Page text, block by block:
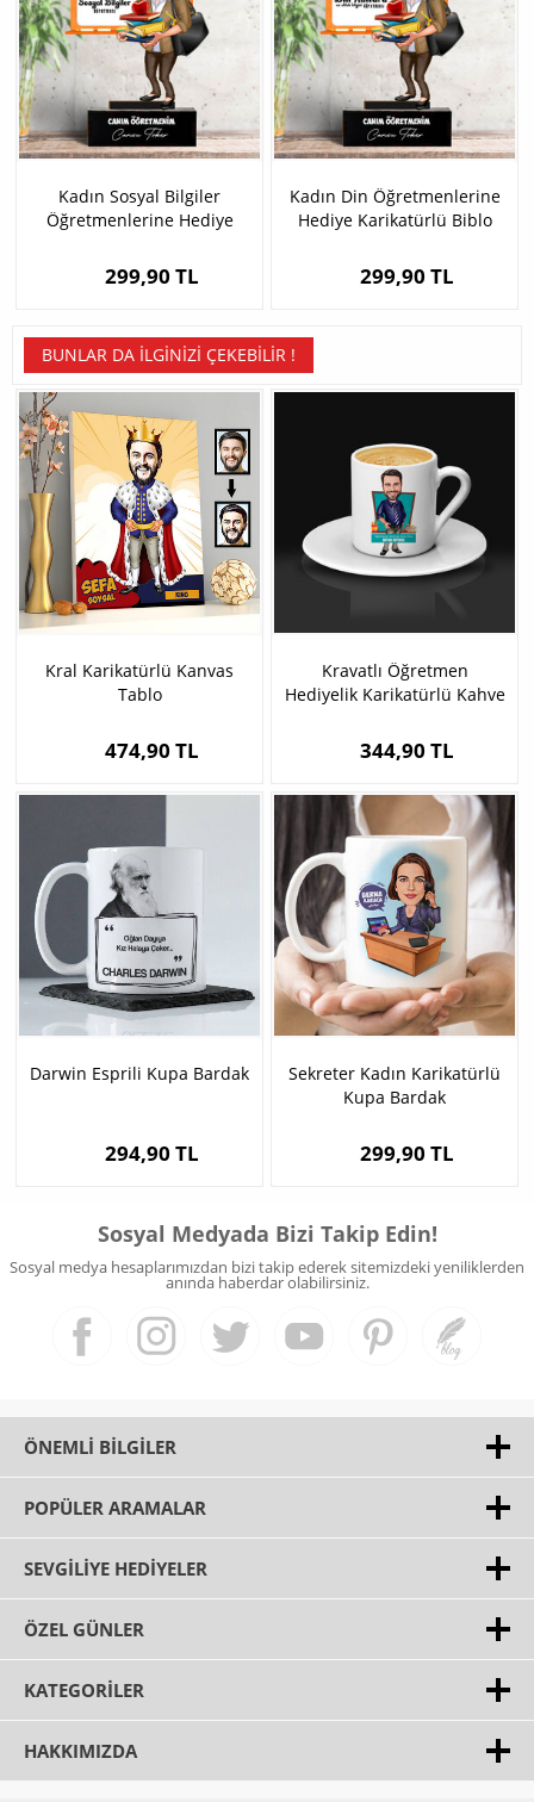
Kadın Sosyal Bilgiler
Öğretmenlerine Hediye
299,90 TL
Kadın Din Öğretmenlerine
Hediye Karikatürlü Biblo
299,90 TL
BUNLAR DA İLGINIZI ÇEKEBILIR !
Kral Karikatürlü Kanvas
Tablo
474,90 TL
Kravatlı Öğretmen
Hediyelik Karikatürlü Kahve
344,90 TL
Darwin Esprili Kupa Bardak
294,90 TL
Sekreter Kadın Karikatürlü
Kupa Bardak
299,90 TL
Sosyal Medyada Bizi Takip Edin!
Sosyal medya hesaplarımızdan bizi takip ederek sitemizdeki yeniliklerden
anında haberdar olabilirsiniz.
ÖNEMLI BILGILER
POPÜLER ARAMALAR
SEVGILIYE HEDIYELER
ÖZEL GÜNLER
KATEGORILER
HAKKIMIZDA